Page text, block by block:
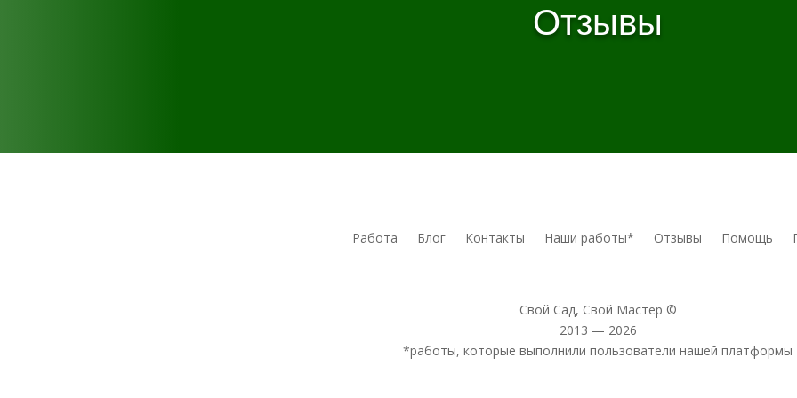
Отзывы
Работа Блог Контакты Наши работы* Отзывы Помощь
Свой Сад, Свой Мастер ©
2013 — 2026
*работы, которые выполнили пользователи нашей платформы